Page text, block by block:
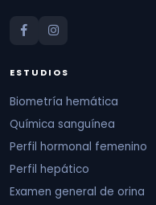
ESTUDIOS
Biometría hemática
Química sanguínea
Perfil hormonal femenino
Perfil hepático
Examen general de orina